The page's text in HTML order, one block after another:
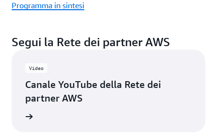
Programma in sintesi
Segui la Rete dei partner AWS
Video
Canale YouTube della Rete dei
partner AWS